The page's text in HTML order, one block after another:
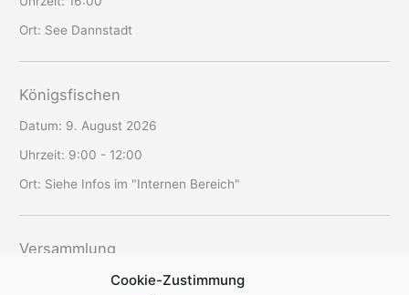
Cookie-Zustimmung
Ort: See Dannstadt
Königsfischen
Datum: 9. August 2026
Uhrzeit: 9:00 - 12:00
Ort: Siehe Infos im "Internen Bereich"
Versammlung
12. August 2026